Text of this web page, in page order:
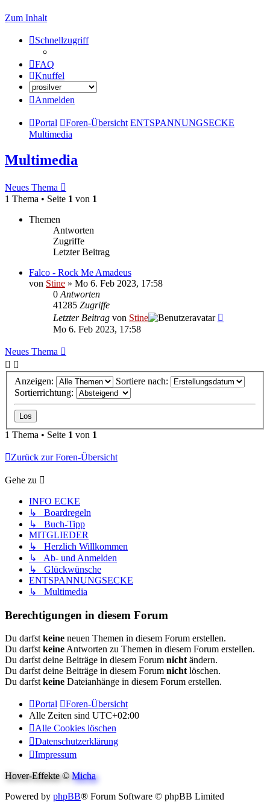
Zum Inhalt
Schnellzugriff
FAQ
Knuffel
Anmelden
Portal Foren-Übersicht ENTSPANNUNGSECKE
Multimedia
Multimedia
Neues Thema
1 Thema • Seite 1 von 1
Themen
Antworten
Zugriffe
Letzter Beitrag
Falco - Rock Me Amadeus
von Stine » Mo 6. Feb 2023, 17:58
0 Antworten
41285 Zugriffe
Letzter Beitrag von Stine
Mo 6. Feb 2023, 17:58
Neues Thema
Anzeigen:
Sortiere nach:
Sortierrichtung:
1 Thema • Seite 1 von 1
Zurück zur Foren-Übersicht
Gehe zu
INFO ECKE
↳ Boardregeln
↳ Buch-Tipp
MITGLIEDER
↳ Herzlich Willkommen
↳ Ab- und Anmelden
↳ Glückwünsche
ENTSPANNUNGSECKE
↳ Multimedia
Berechtigungen in diesem Forum
Du darfst keine neuen Themen in diesem Forum erstellen.
Du darfst keine Antworten zu Themen in diesem Forum erstellen.
Du darfst deine Beiträge in diesem Forum nicht ändern.
Du darfst deine Beiträge in diesem Forum nicht löschen.
Du darfst keine Dateianhänge in diesem Forum erstellen.
Portal
Foren-Übersicht
Alle Zeiten sind UTC+02:00
Alle Cookies löschen
Datenschutzerklärung
Impressum
Hover-Effekte © Micha
Powered by phpBB® Forum Software © phpBB Limited